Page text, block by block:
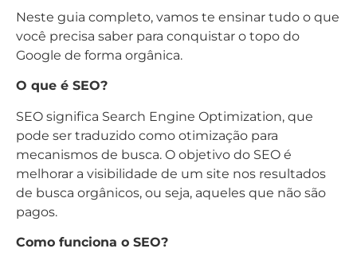
Neste guia completo, vamos te ensinar tudo o que
você precisa saber para conquistar o topo do
Google de forma orgânica.
O que é SEO?
SEO significa Search Engine Optimization, que
pode ser traduzido como otimização para
mecanismos de busca. O objetivo do SEO é
melhorar a visibilidade de um site nos resultados
de busca orgânicos, ou seja, aqueles que não são
pagos.
Como funciona o SEO?